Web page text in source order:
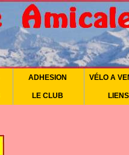
ADHESION VÉLO A
LE CLUB LIENS